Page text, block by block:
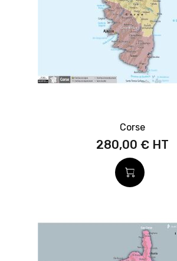
Corse
280,00 €